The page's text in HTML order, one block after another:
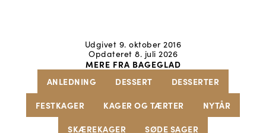
Udgivet 9. oktober 2016
Opdateret 8. juli 2026
MERE FRA BAGEGLAD
ANLEDNING
DESSERT
DESSERTER
FESTKAGER
KAGER OG TÆRTER
NYTÅR
SKÆREKAGER
SØDE SAGER